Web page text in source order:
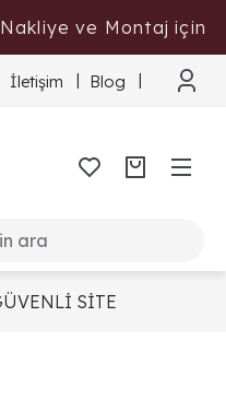
Nakliye ve Montaj için
İletişim Blog
SİTE